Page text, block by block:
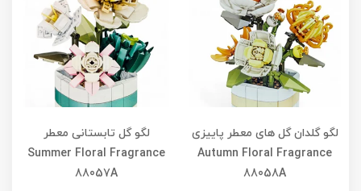
لگو گلدان گل های معطر پاییزی
Autumn Floral Fragrance
88058A
لگو گل تابستانی معطر
Summer Floral Fragrance
88057A